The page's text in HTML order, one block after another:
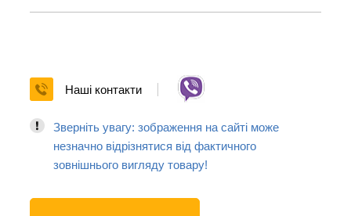
Наші контакти
Зверніть увагу: зображення на сайті може
незначно відрізнятися від фактичного
зовнішнього вигляду товару!